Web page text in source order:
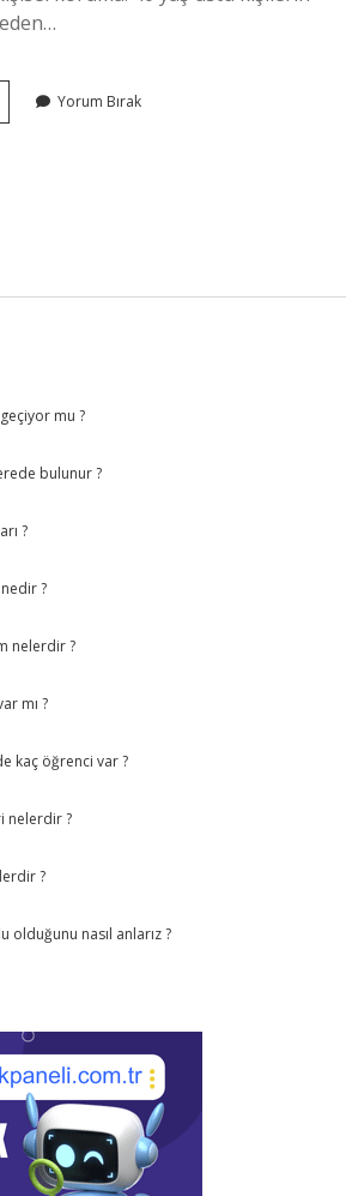
Yorum Bırak
mu ?
bulunur ?
?
nedir ?
nelerdir ?
mı ?
kaç öğrenci var ?
nelerdir ?
?
olduğunu nasıl anlarız ?